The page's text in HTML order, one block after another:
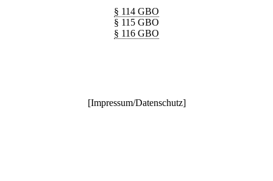
§ 114 GBO
§ 115 GBO
§ 116 GBO
[Impressum/Datenschutz]